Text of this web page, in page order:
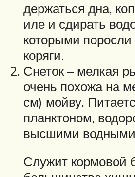
держаться дна,
иле и сдирать
которыми
коряги.
Снеток – мелкая
очень похожа на
см) мойву.
планктоном,
высшими водными
Служит кормовой